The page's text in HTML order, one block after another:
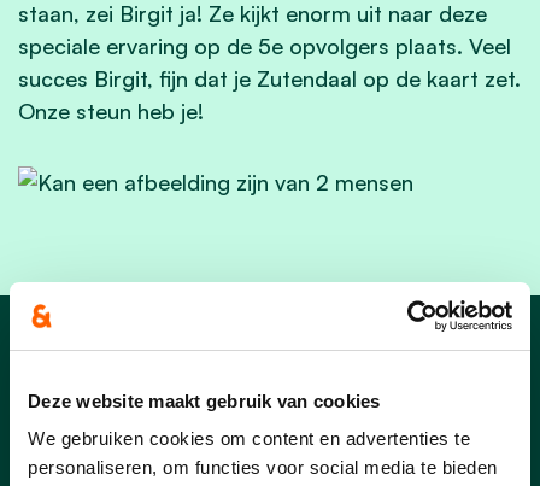
Deze website maakt gebruik van cookies
We gebruiken cookies om content en advertenties te
personaliseren, om functies voor social media te bieden
staan, zei Birgit ja! Ze kijkt enorm uit naar deze
speciale ervaring op de 5e opvolgers plaats. Veel
succes Birgit, fijn dat je Zutendaal op de kaart zet.
Onze steun heb je!
Nieuws over
Zutendaal UW Thuis